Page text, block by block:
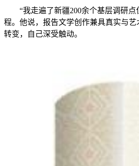
“我走遍了新疆200余个基层调研点
程。他说，报告文学创作兼具真实与
转变，自己深受触动。